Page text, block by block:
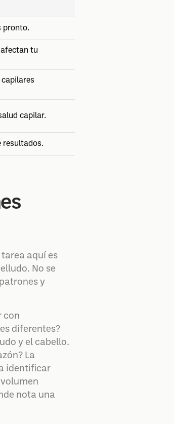
pronto.
tu
capilar.
resultados.
aquí es
No se
y
con
diferentes?
y el cabello.
La
identificar
nota una